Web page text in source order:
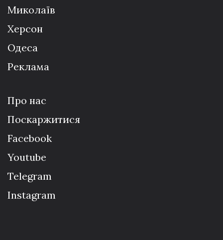
Миколаїв
Херсон
Одеса
Реклама
Про нас
Поскаржитися
Facebook
Youtube
Telegram
Instagram